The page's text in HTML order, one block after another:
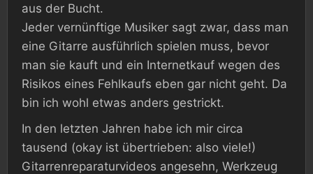
aus der Bucht.
Jeder vernünftige Musiker sagt zwar, dass man
eine Gitarre ausführlich spielen muss, bevor
man sie kauft und ein Internetkauf wegen des
Risikos eines Fehlkaufs eben gar nicht geht. Da
bin ich wohl etwas anders gestrickt.
In den letzten Jahren habe ich mir circa
tausend (okay ist übertrieben: also viele!)
Gitarrenreparaturvideos angesehn, Werkzeug